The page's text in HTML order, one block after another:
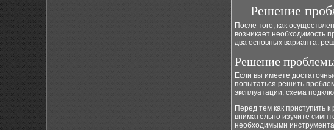
Решение
После того, как
возникает необходимость
два основных варианта:
Решение
Если вы имеете
попытаться решить
эксплуатации, схема
Перед тем как приступить
внимательно изучите
необходимыми